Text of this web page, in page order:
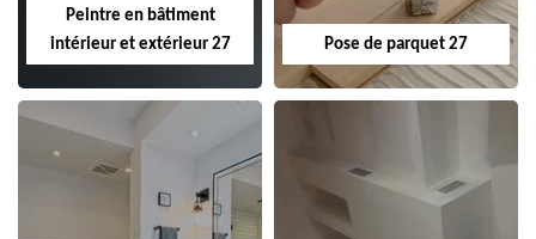
Peintre en bâtiment
intérieur et extérieur 27
Pose de parquet 27